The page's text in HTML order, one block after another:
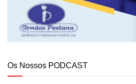
Os Nossos PODCAST